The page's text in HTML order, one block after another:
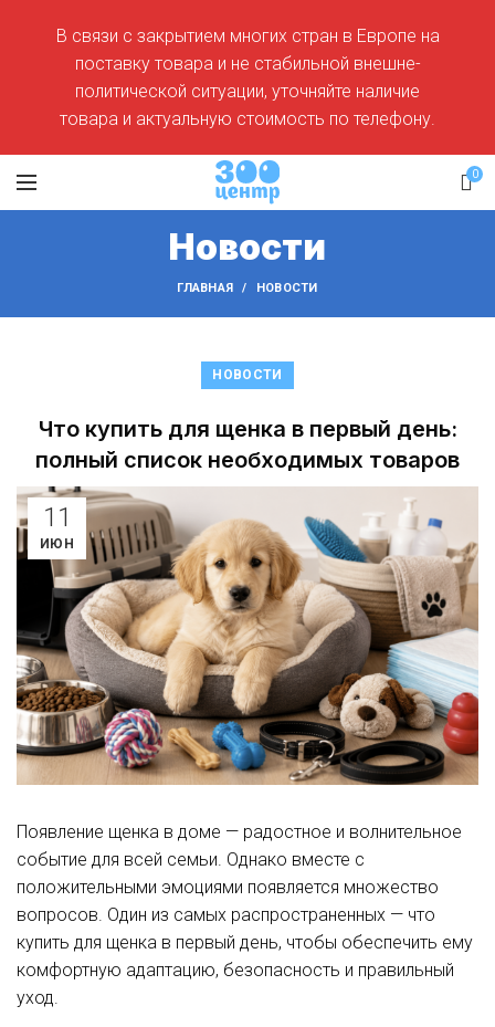
0
Новости
ГЛАВНАЯ НОВОСТИ
НОВОСТИ
Что купить для щенка в первый день:
полный список необходимых товаров
11
ИЮН
Появление щенка в доме — радостное и волнительное
событие для всей семьи. Однако вместе с
положительными эмоциями появляется множество
вопросов. Один из самых распространенных — что
купить для щенка в первый день, чтобы обеспечить ему
комфортную адаптацию, безопасность и правильный
уход.
В связи с закрытием многих стран в Европе на
поставку товара и не стабильной внешне-
политической ситуации, уточняйте наличие
товара и актуальную стоимость по телефону.